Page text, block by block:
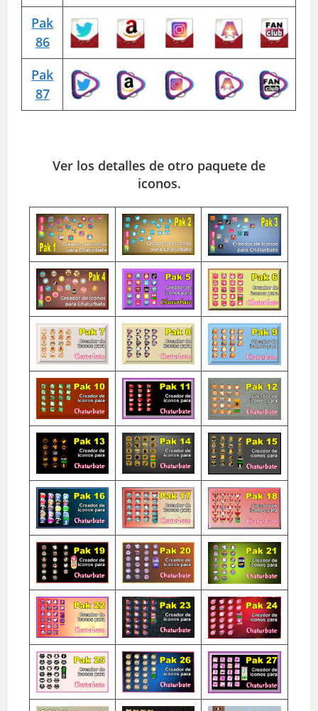
Pak
86
Pak
87
Ver los detalles de otro paquete de
iconos.